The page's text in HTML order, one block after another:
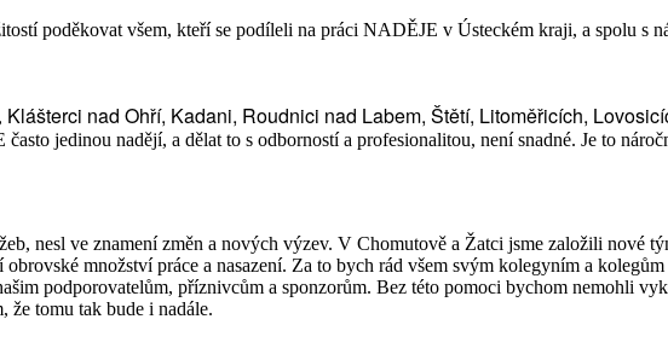
poděkovat všem, kteří se podíleli na práci NADĚJE v Ústeckém kraji, a spolu s
Klášterci nad Ohří, Kadani, Roudnici nad Labem, Štětí, Litoměřicích,
jedinou nadějí, a dělat to s odborností a profesionalitou, není snadné. Je to
nesl ve znamení změn a nových výzev. V Chomutově a Žatci jsme založili nové
množství práce a nasazení. Za to bych rád všem svým kolegyním a
podporovatelům, příznivcům a sponzorům. Bez této pomoci bychom nemohli
že tomu tak bude i nadále.